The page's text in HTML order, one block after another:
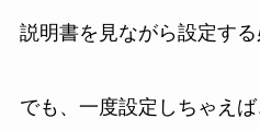
説明書を見ながら設定する
でも、一度設定しちゃえ